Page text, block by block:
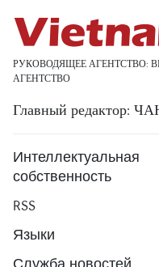
РУКОВОДЯЩЕЕ АГЕНТСТВО:
АГЕНТСТВО
Главный редактор:
Интеллектуальная
собственность
RSS
Языки